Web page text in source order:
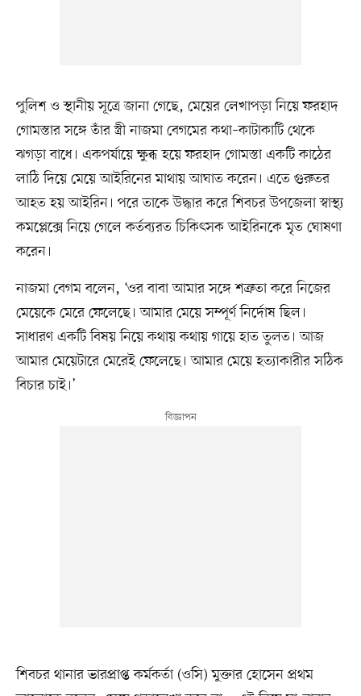
পুলিশ ও স্থানীয় সূত্রে জানা গেছে, মেয়ের লেখাপড়া নিয়ে ফরহাদ
গোমস্তার সঙ্গে তাঁর স্ত্রী নাজমা বেগমের কথা–কাটাকাটি থেকে
ঝগড়া বাধে। একপর্যায়ে ক্ষুব্ধ হয়ে ফরহাদ গোমস্তা একটি কাঠের
লাঠি দিয়ে মেয়ে আইরিনের মাথায় আঘাত করেন। এতে গুরুতর
আহত হয় আইরিন। পরে তাকে উদ্ধার করে শিবচর উপজেলা স্বাস্থ্য
কমপ্লেক্সে নিয়ে গেলে কর্তব্যরত চিকিৎসক আইরিনকে মৃত ঘোষণা
করেন।
নাজমা বেগম বলেন, ‘ওর বাবা আমার সঙ্গে শত্রুতা করে নিজের
মেয়েকে মেরে ফেলেছে। আমার মেয়ে সম্পূর্ণ নির্দোষ ছিল।
সাধারণ একটি বিষয় নিয়ে কথায় কথায় গায়ে হাত তুলত। আজ
আমার মেয়েটারে মেরেই ফেলেছে। আমার মেয়ে হত্যাকারীর সঠিক
বিচার চাই।’
শিবচর থানার ভারপ্রাপ্ত কর্মকর্তা (ওসি) মুক্তার হোসেন প্রথম